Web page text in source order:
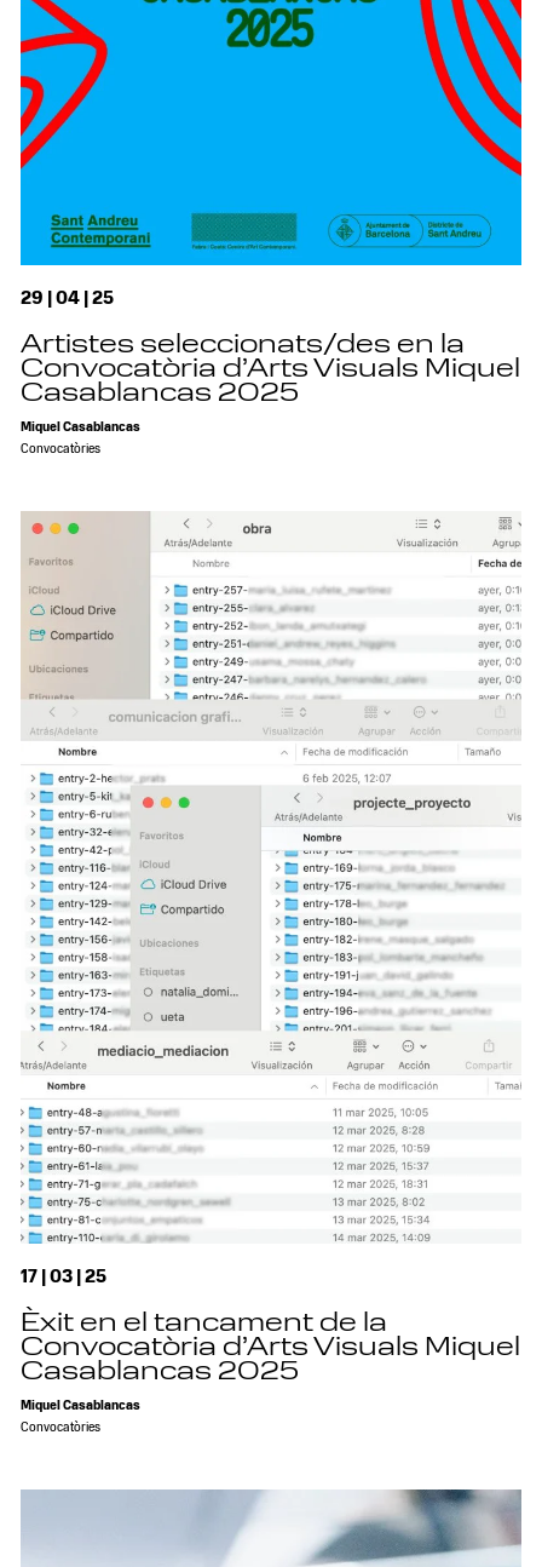
29 | 04 | 25
Artistes seleccionats/des en la
Convocatòria d’Arts Visuals Miquel
Casablancas 2025
Miquel Casablancas
Convocatòries
17 | 03 | 25
Èxit en el tancament de la
Convocatòria d’Arts Visuals Miquel
Casablancas 2025
Miquel Casablancas
Convocatòries